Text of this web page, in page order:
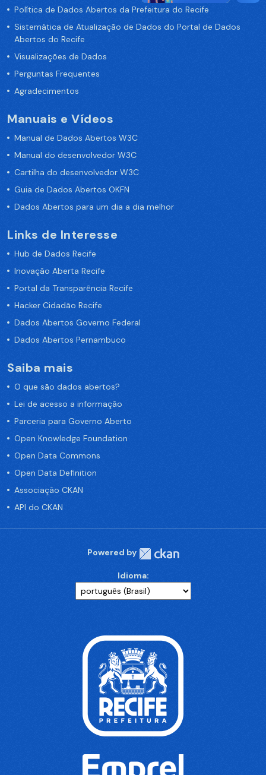
Política de Dados Abertos da Prefeitura do Recife
Sistemática de Atualização de Dados do Portal de Dados
Abertos do Recife
Visualizações de Dados
Perguntas Frequentes
Agradecimentos
Manuais e Vídeos
Manual de Dados Abertos W3C
Manual do desenvolvedor W3C
Cartilha do desenvolvedor W3C
Guia de Dados Abertos OKFN
Dados Abertos para um dia a dia melhor
Links de Interesse
Hub de Dados Recife
Inovação Aberta Recife
Portal da Transparência Recife
Hacker Cidadão Recife
Dados Abertos Governo Federal
Dados Abertos Pernambuco
Saiba mais
O que são dados abertos?
Lei de acesso a informação
Parceria para Governo Aberto
Open Knowledge Foundation
Open Data Commons
Open Data Definition
Associação CKAN
API do CKAN
Powered by
Idioma